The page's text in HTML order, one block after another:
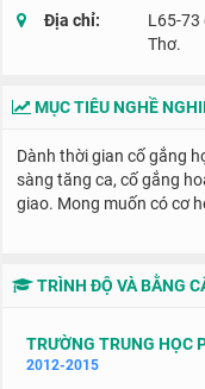
Địa chỉ:
L65-73
Thơ.
MỤC TIÊU NGHỀ
Dành thời gian cố gắng
sàng tăng ca, cố gắng
giao. Mong muốn có cơ
TRÌNH ĐỘ VÀ BẰNG
TRƯỜNG TRUNG HỌC
2012-2015